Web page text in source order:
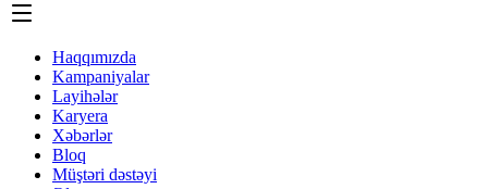
Haqqımızda
Kampaniyalar
Layihələr
Karyera
Xəbərlər
Bloq
Müştəri dəstəyi